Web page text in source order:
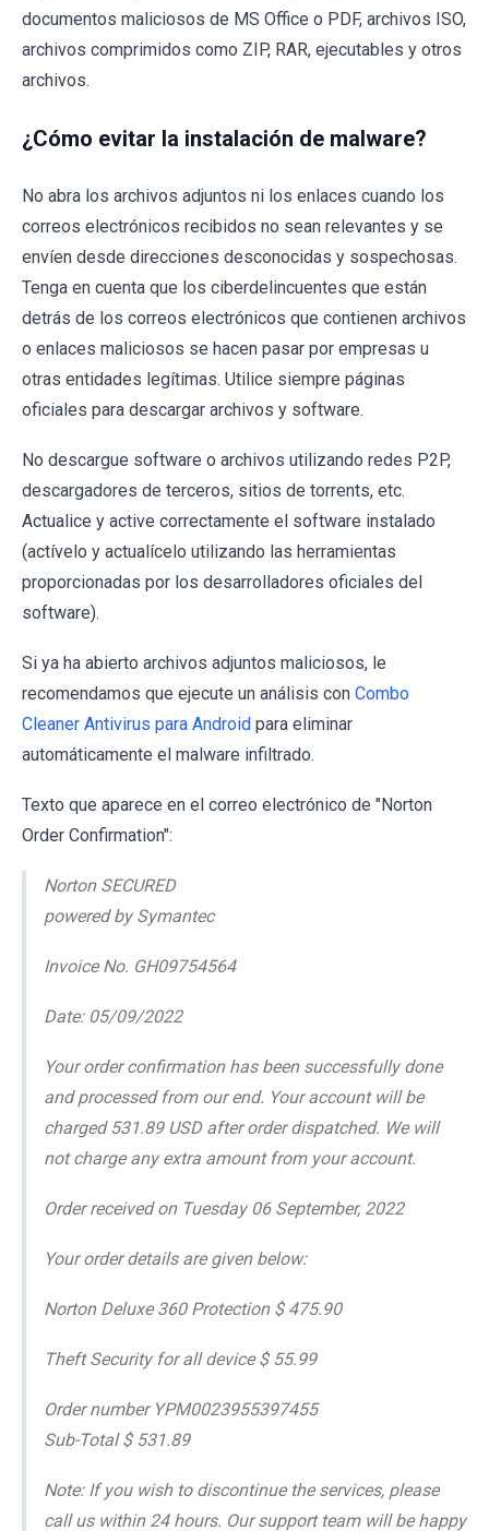
documentos maliciosos de MS Office o PDF, archivos ISO,
archivos comprimidos como ZIP, RAR, ejecutables y otros
archivos.
¿Cómo evitar la instalación de malware?
No abra los archivos adjuntos ni los enlaces cuando los
correos electrónicos recibidos no sean relevantes y se
envíen desde direcciones desconocidas y sospechosas.
Tenga en cuenta que los ciberdelincuentes que están
detrás de los correos electrónicos que contienen archivos
o enlaces maliciosos se hacen pasar por empresas u
otras entidades legítimas. Utilice siempre páginas
oficiales para descargar archivos y software.
No descargue software o archivos utilizando redes P2P,
descargadores de terceros, sitios de torrents, etc.
Actualice y active correctamente el software instalado
(actívelo y actualícelo utilizando las herramientas
proporcionadas por los desarrolladores oficiales del
software).
Si ya ha abierto archivos adjuntos maliciosos, le
recomendamos que ejecute un análisis con Combo
Cleaner Antivirus para Android para eliminar
automáticamente el malware infiltrado.
Texto que aparece en el correo electrónico de "Norton
Order Confirmation":
Norton SECURED
powered by Symantec
Invoice No. GH09754564
Date: 05/09/2022
Your order confirmation has been successfully done
and processed from our end. Your account will be
charged 531.89 USD after order dispatched. We will
not charge any extra amount from your account.
Order received on Tuesday 06 September, 2022
Your order details are given below:
Norton Deluxe 360 Protection $ 475.90
Theft Security for all device $ 55.99
Order number YPM0023955397455
Sub-Total $ 531.89
Note: If you wish to discontinue the services, please
call us within 24 hours. Our support team will be happy